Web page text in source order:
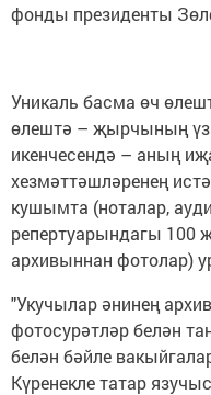
фонды президенты
Уникаль басма өч
өлештә – җырчының үз
икенчесендә – аның
хезмәттәшләренең
кушымта (ноталар,
репертуарындагы 100
архивыннан фотолар)
"Укучылар әнинең
фотосурәтләр белән
белән бәйле
Күренекле татар